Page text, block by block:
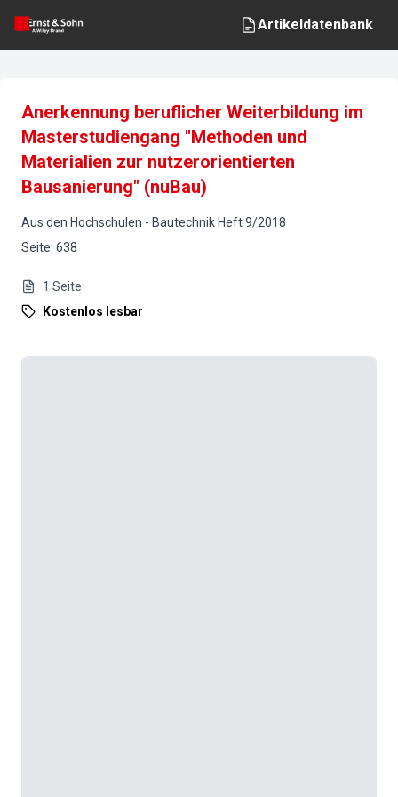
Artikeldatenbank
Anerkennung beruflicher Weiterbildung im
Masterstudiengang "Methoden und
Materialien zur nutzerorientierten
Bausanierung" (nuBau)
Aus den Hochschulen - Bautechnik Heft9/2018
Seite: 638
1 Seite
Kostenlos lesbar